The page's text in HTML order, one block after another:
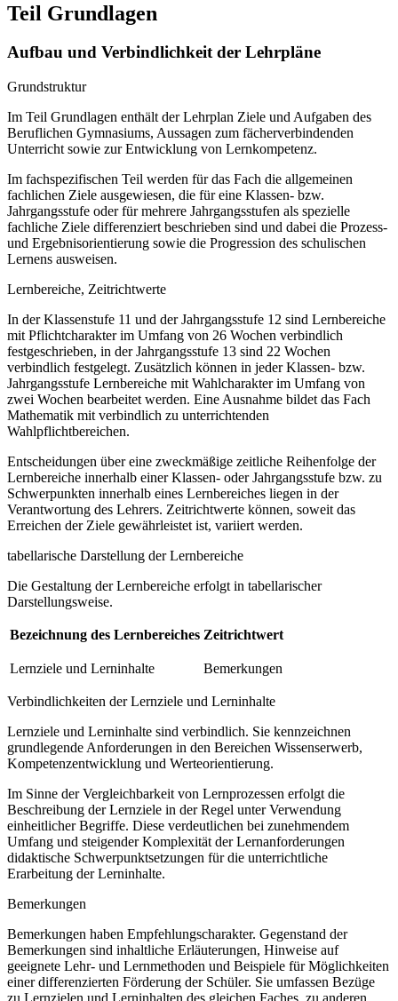
Teil Grundlagen
Aufbau und Verbindlichkeit der Lehrpläne
Grundstruktur
Im Teil Grundlagen enthält der Lehrplan Ziele und Aufgaben des
Beruflichen Gymnasiums, Aussagen zum fächerverbindenden
Unterricht sowie zur Entwicklung von Lernkompetenz.
Im fachspezifischen Teil werden für das Fach die allgemeinen
fachlichen Ziele ausgewiesen, die für eine Klassen- bzw.
Jahrgangsstufe oder für mehrere Jahrgangsstufen als spezielle
fachliche Ziele differenziert beschrieben sind und dabei die Prozess-
und Ergebnisorientierung sowie die Progression des schulischen
Lernens ausweisen.
Lernbereiche, Zeitrichtwerte
In der Klassenstufe 11 und der Jahrgangsstufe 12 sind Lernbereiche
mit Pflichtcharakter im Umfang von 26 Wochen verbindlich
festgeschrieben, in der Jahrgangsstufe 13 sind 22 Wochen
verbindlich festgelegt. Zusätzlich können in jeder Klassen- bzw.
Jahrgangsstufe Lernbereiche mit Wahlcharakter im Umfang von
zwei Wochen bearbeitet werden. Eine Ausnahme bildet das Fach
Mathematik mit verbindlich zu unterrichtenden
Wahlpflichtbereichen.
Entscheidungen über eine zweckmäßige zeitliche Reihenfolge der
Lernbereiche innerhalb einer Klassen- oder Jahrgangsstufe bzw. zu
Schwerpunkten innerhalb eines Lernbereiches liegen in der
Verantwortung des Lehrers. Zeitrichtwerte können, soweit das
Erreichen der Ziele gewährleistet ist, variiert werden.
tabellarische Darstellung der Lernbereiche
Die Gestaltung der Lernbereiche erfolgt in tabellarischer
Darstellungsweise.
Bezeichnung des Lernbereiches Zeitrichtwert
Lernziele und Lerninhalte Bemerkungen
Verbindlichkeiten der Lernziele und Lerninhalte
Lernziele und Lerninhalte sind verbindlich. Sie kennzeichnen
grundlegende Anforderungen in den Bereichen Wissenserwerb,
Kompetenzentwicklung und Werteorientierung.
Im Sinne der Vergleichbarkeit von Lernprozessen erfolgt die
Beschreibung der Lernziele in der Regel unter Verwendung
einheitlicher Begriffe. Diese verdeutlichen bei zunehmendem
Umfang und steigender Komplexität der Lernanforderungen
didaktische Schwerpunktsetzungen für die unterrichtliche
Erarbeitung der Lerninhalte.
Bemerkungen
Bemerkungen haben Empfehlungscharakter. Gegenstand der
Bemerkungen sind inhaltliche Erläuterungen, Hinweise auf
geeignete Lehr- und Lernmethoden und Beispiele für Möglichkeiten
einer differenzierten Förderung der Schüler. Sie umfassen Bezüge